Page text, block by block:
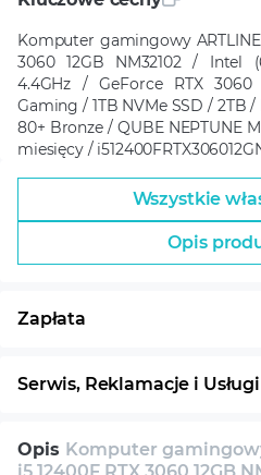
Komputer gamingowy
3060 12GB NM32102 / Intel
4.4GHz / GeForce RTX
Gaming / 1TB NVMe SSD / 2TB
80+ Bronze / QUBE NEPTUNE
miesięcy /
Wszystkie
Opis
Zapłata
Serwis, Reklamacje i Usługi
Konsultacja
Opis Komputer